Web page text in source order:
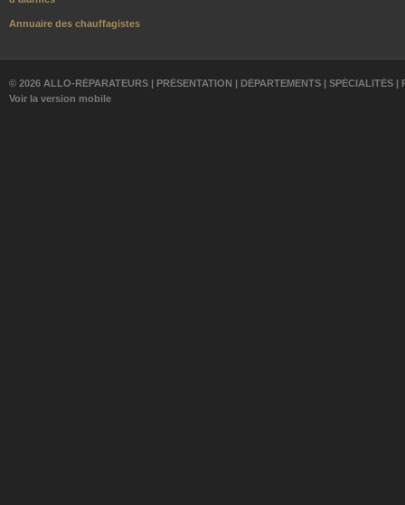
Annuaire des chauffagistes
© 2026 ALLO-RÉPARATEURS | PRÉSENTATION | DÉPARTEMENTS | SPÉCIALITÉS |
Voir la version mobile